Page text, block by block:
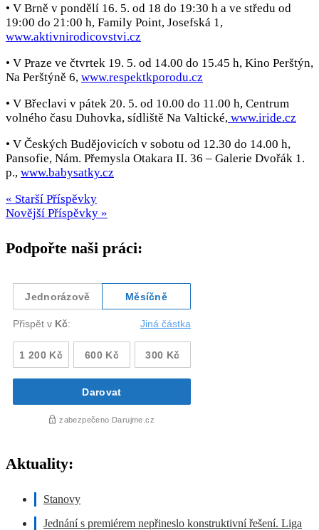
• V Brně v pondělí 16. 5. od 18 do 19:30 h a ve středu od
19:00 do 21:00 h, Family Point, Josefská 1,
www.aktivnirodicovstvi.cz
• V Praze ve čtvrtek 19. 5. od 14.00 do 15.45 h, Kino Perštýn,
Na Perštýně 6, www.respektkporodu.cz
• V Břeclavi v pátek 20. 5. od 10.00 do 11.00 h, Centrum
volného času Duhovka, sídliště Na Valtické, www.iride.cz
• V Českých Budějovicích v sobotu od 12.30 do 14.00 h,
Pansofie, Nám. Přemysla Otakara II. 36 – Galerie Dvořák 1.
p., www.babysatky.cz
« Starší Příspěvky
Novější Příspěvky »
Podpořte naši práci:
Aktuality:
Stanovy
Jednání s premiérem nepřineslo konstruktivní řešení. Liga